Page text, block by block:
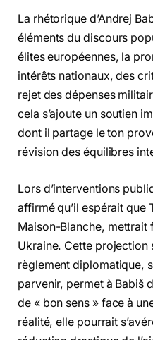
La rhétorique d’Andrej
éléments du discours
élites européennes, la
intérêts nationaux, des
rejet des dépenses
cela s’ajoute un soutien
dont il partage le ton
révision des équilibres
Lors d’interventions
affirmé qu’il espérait que
Maison-Blanche,
Ukraine. Cette projection
règlement diplomatique,
parvenir, permet à Babiš
de « bon sens » face à
réalité, elle pourrait